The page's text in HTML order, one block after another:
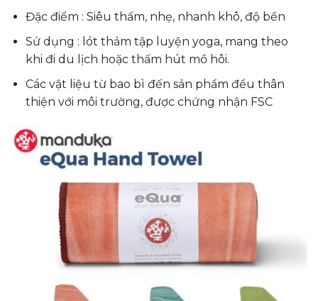
Đặc điểm : Siêu thấm, nhẹ, nhanh khô, độ bền
Sử dụng : lót thảm tập luyện yoga, mang theo
khi đi du lịch hoặc thấm hút mồ hôi.
Các vật liệu từ bao bì đến sản phẩm đều thân
thiện với môi trường, được chứng nhận FSC